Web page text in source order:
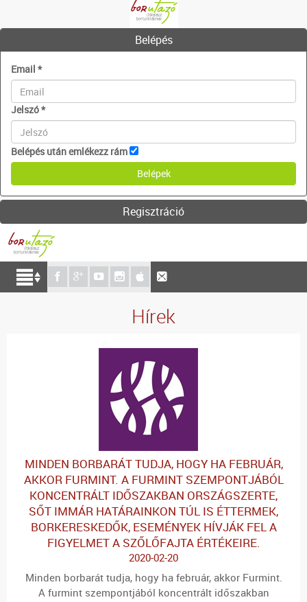
Belépés
Email *
Jelszó*
Belépés után emlékezz rám
Regisztráció
Hírek
MINDEN BORBARÁT TUDJA, HOGY HA FEBRUÁR,
AKKOR FURMINT. A FURMINT SZEMPONTJÁBÓL
KONCENTRÁLT IDŐSZAKBAN ORSZÁGSZERTE,
SŐT IMMÁR HATÁRAINKON TÚL IS ÉTTERMEK,
BORKERESKEDŐK, ESEMÉNYEK HÍVJÁK FEL A
FIGYELMET A SZŐLŐFAJTA ÉRTÉKEIRE.
2020-02-20
Minden borbarát tudja, hogy ha február, akkor Furmint.
A furmint szempontjából koncentrált időszakban